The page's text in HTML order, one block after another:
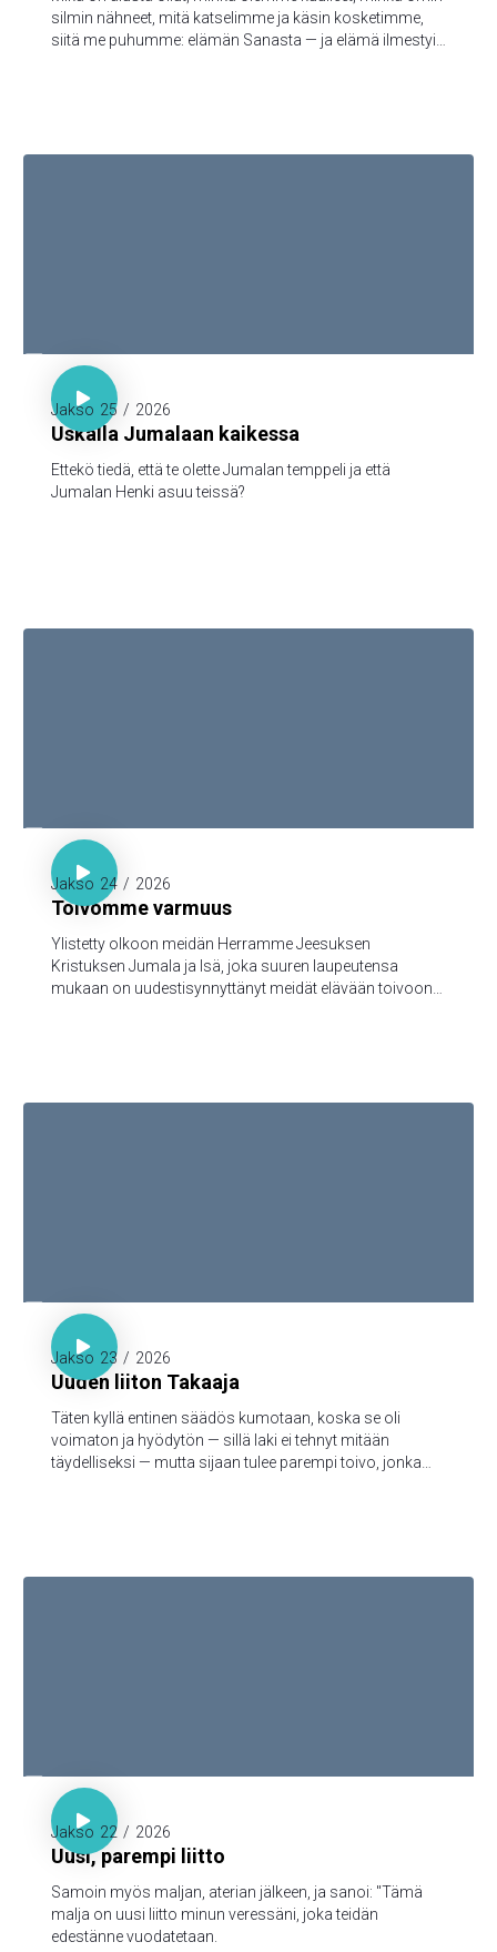
silmin nähneet, mitä katselimme ja käsin kosketimme,
siitä me puhumme: elämän Sanasta — ja elämä ilmestyi,
yhteys meidän kanssamme; ja meillä on yhteys Isän ja
1. Kor. 3:16

Jakso 25 / 2026
Uskalla Jumalaan kaikessa
Ettekö tiedä, että te olette Jumalan temppeli ja että
Jumalan Henki asuu teissä?
1. Piet. 1:3-5

Jakso 24 / 2026
Toivomme varmuus
Ylistetty olkoon meidän Herramme Jeesuksen
Kristuksen Jumala ja Isä, joka suuren laupeutensa
mukaan on uudestisynnyttänyt meidät elävään toivoon
kautta varjellutte pelastukseen, joka on valmis
Hepr. 7:18-19

Jakso 23 / 2026
Uuden liiton Takaaja
Täten kyllä entinen säädös kumotaan, koska se oli
voimaton ja hyödytön — sillä laki ei tehnyt mitään
täydelliseksi — mutta sijaan tulee parempi toivo, jonka
Luuk. 22:20

Jakso 22 / 2026
Uusi, parempi liitto
Samoin myös maljan, aterian jälkeen, ja sanoi: "Tämä
malja on uusi liitto minun veressäni, joka teidän
edestänne vuodatetaan.